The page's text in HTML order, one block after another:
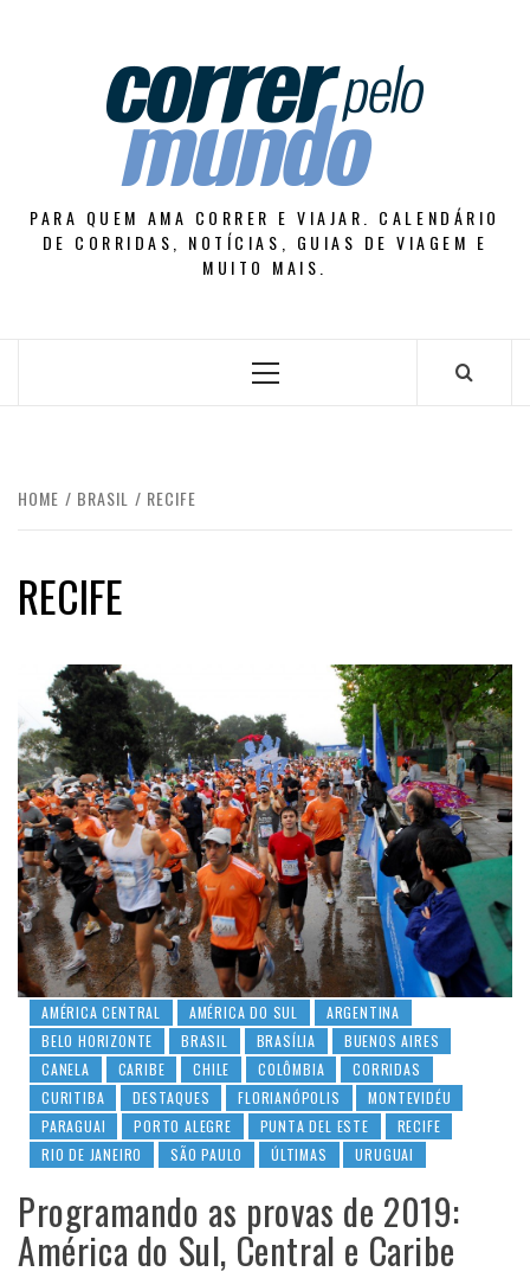
PARA QUEM AMA CORRER E VIAJAR. CALENDÁRIO
DE CORRIDAS, NOTÍCIAS, GUIAS DE VIAGEM E
MUITO MAIS.
Primary
HOME BRASIL RECIFE
RECIFE
AMÉRICA CENTRAL AMÉRICA DO SUL
ARGENTINA
BELO HORIZONTE
BRASIL BRASÍLIA
BUENOS AIRES
CANELA
CARIBE CHILE COLÔMBIA
CORRIDAS
CURITIBA
DESTAQUES FLORIANÓPOLIS
MONTEVIDÉU
PARAGUAI
PORTO ALEGRE PUNTA DEL ESTE
RECIFE
RIO DE JANEIRO
SÃO PAULO ÚLTIMAS URUGUAI
Programando as provas de 2019:
América do Sul, Central e Caribe